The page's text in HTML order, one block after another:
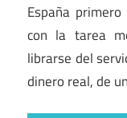
España
con la tarea
librarse del
dinero real, de